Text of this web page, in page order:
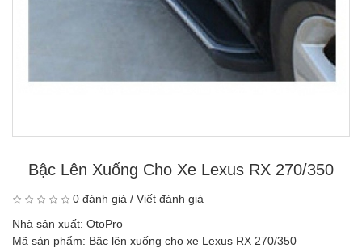
Bậc Lên Xuống Cho Xe Lexus RX 270/350
0 đánh giá / Viết đánh giá
Nhà sản xuất: OtoPro
Mã sản phẩm: Bậc lên xuống cho xe Lexus RX 270/350